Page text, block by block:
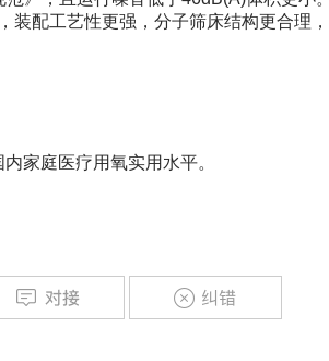
装配工艺性更强，分子筛床结构更合理